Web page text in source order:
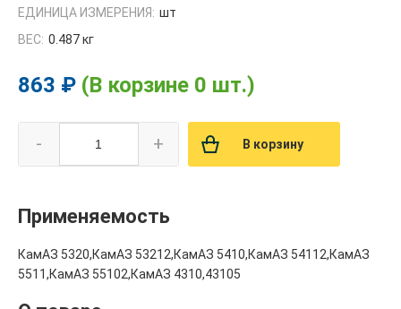
ЕДИНИЦА ИЗМЕРЕНИЯ: шт
ВЕС: 0.487 кг
863 ₽ (В корзине 0 шт.)
- + В корзину
Применяемость
КамАЗ 5320,КамАЗ 53212,КамАЗ 5410,КамАЗ 54112,КамАЗ
5511,КамАЗ 55102,КамАЗ 4310,43105